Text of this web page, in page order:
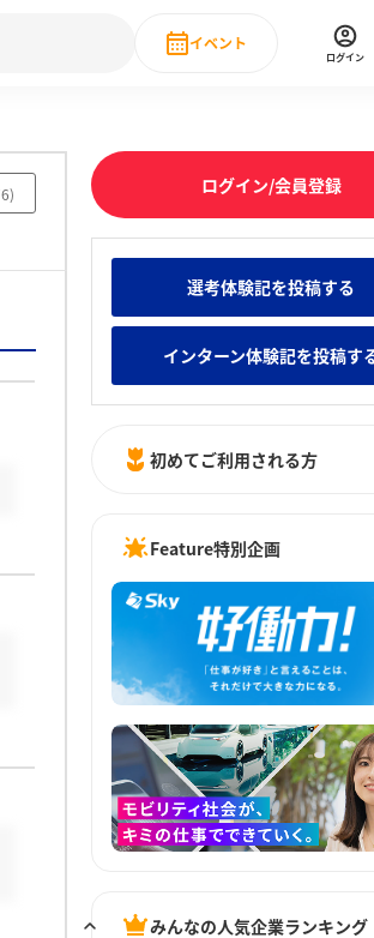
卒就職人気企業ランキング みんなのインタ
・DX現場社員インタビュー
イベント
直近のイベント
ログイン
) ログイン/会員登録
選考体験記を投稿する
インターン体験記を投稿す
初めてご利用される方
Feature特別企画
みんなの人気企業ランキング